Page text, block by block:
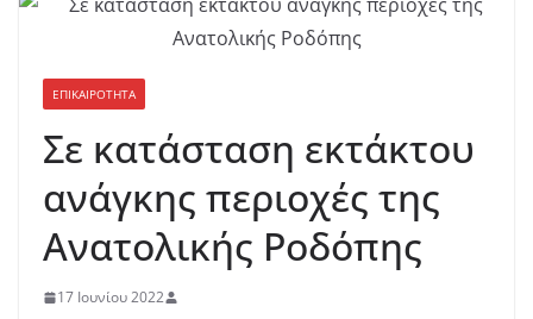
ΕΠΙΚΑΙΡΟΤΗΤΑ
Σε κατάσταση εκτάκτου
ανάγκης περιοχές της
Ανατολικής Ροδόπης
17 Ιουνίου 2022